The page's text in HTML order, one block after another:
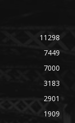
11298
7449
7000
3183
2901
1909